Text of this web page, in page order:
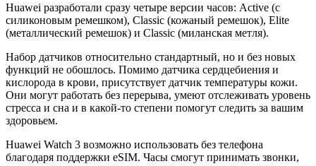
Huawei разработали сразу четыре версии часов: Active (с
силиконовым ремешком), Classic (кожаный ремешок), Elite
(металлический ремешок) и Classic (миланская метля).
Набор датчиков относительно стандартный, но и без новых
функций не обошлось. Помимо датчика сердцебиения и
кислорода в крови, присутствует датчик температуры кожи.
Они могут работать без перерыва, умеют отслеживать уровень
стресса и сна и в какой-то степени помогут следить за вашим
здоровьем.
Huawei Watch 3 возможно использовать без телефона
благодаря поддержки eSIM. Часы смогут принимать звонки,